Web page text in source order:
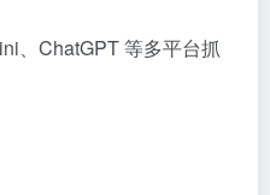
、ChatGPT 等多平台抓